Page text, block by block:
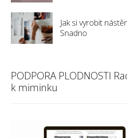
Jak si vyrobit
Snadno
PODPORA PLODNOSTI
k miminku